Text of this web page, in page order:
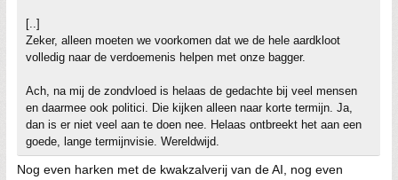
[..]
Zeker, alleen moeten we voorkomen dat we de hele aardkloot
volledig naar de verdoemenis helpen met onze bagger.
Ach, na mij de zondvloed is helaas de gedachte bij veel mensen
en daarmee ook politici. Die kijken alleen naar korte termijn. Ja,
dan is er niet veel aan te doen nee. Helaas ontbreekt het aan een
goede, lange termijnvisie. Wereldwijd.
Nog even harken met de kwakzalverij van de AI, nog even